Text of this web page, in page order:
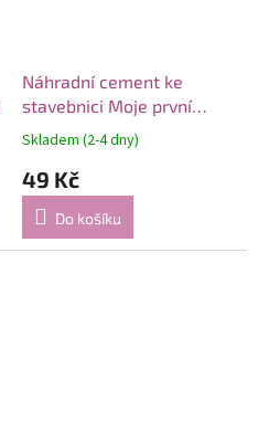
Náhradní cement ke
stavebnici Moje první
stavba
Skladem (2-4 dny)
49 Kč
Do košíku